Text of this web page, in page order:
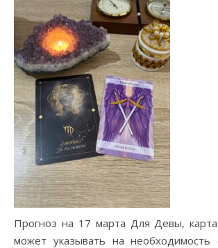
Прогноз на 17 марта Для Девы,
может указывать на необходимость